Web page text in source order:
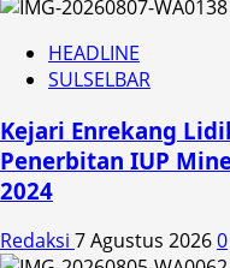
HEADLINE
SULSELBAR
Kejari Enrekang
Penerbitan IUP
2024
Redaksi 7 Agustus 20260